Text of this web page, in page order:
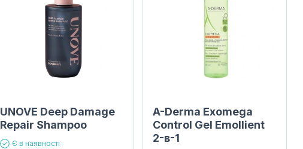
UNOVE Deep Damage
Repair Shampoo
Є в наявності
A-Derma Exomega
Control Gel Emollient
2-в-1